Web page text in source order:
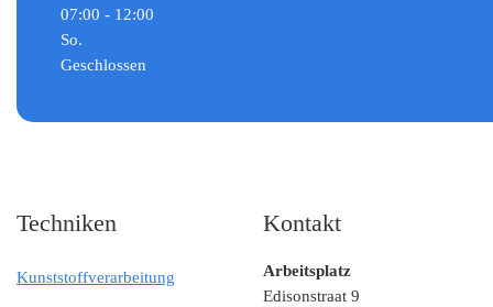
07:00 - 12:00
So.
Geschlossen
Techniken
Kunststoffverarbeitung
Kontakt
Arbeitsplatz
Edisonstraat 9